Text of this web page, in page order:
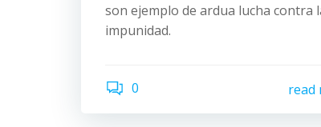
son ejemplo de ardua lucha contra
impunidad.
0 read